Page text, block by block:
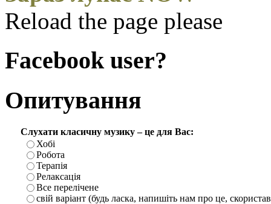
Reload the page please
Facebook user?
Опитування
Слухати класичну музику – це для Вас:
Хобі
Робота
Терапія
Релаксація
Все перелічене
свій варіант (будь ласка, напишіть нам про це,